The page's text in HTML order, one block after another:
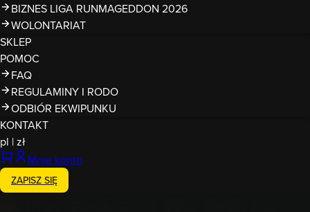
BIZNES LIGA RUNMAGEDDON 2026
WOLONTARIAT
SKLEP
POMOC
FAQ
REGULAMINY I RODO
ODBIÓR EKWIPUNKU
KONTAKT
pl |zł
Moje konto
ZAPISZ SIĘ